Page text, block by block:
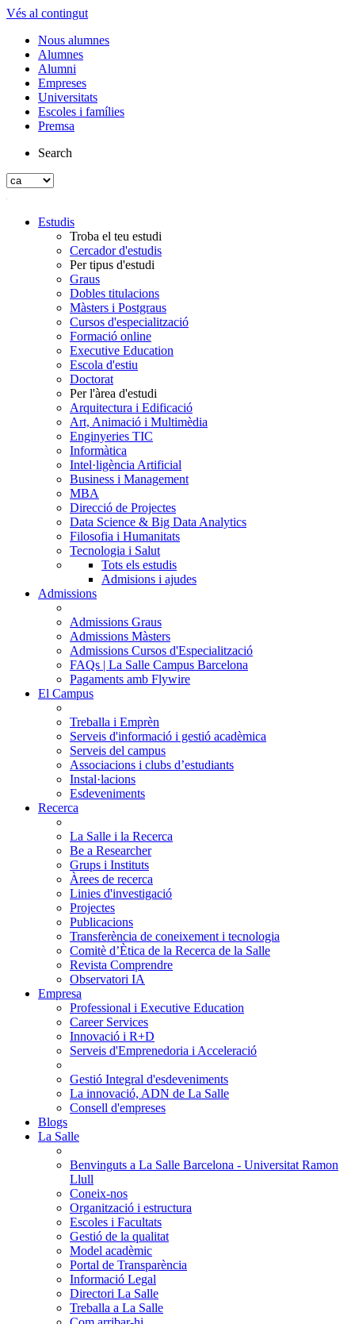
Vés al contingut
Nous alumnes
Alumnes
Alumni
Empreses
Universitats
Escoles i famílies
Premsa
Search
Estudis
Troba el teu estudi
Cercador d'estudis
Per tipus d'estudi
Graus
Dobles titulacions
Màsters i Postgraus
Cursos d'especialització
Formació online
Executive Education
Escola d'estiu
Doctorat
Per l'àrea d'estudi
Arquitectura i Edificació
Art, Animació i Multimèdia
Enginyeries TIC
Informàtica
Intel·ligència Artificial
Business i Management
MBA
Direcció de Projectes
Data Science & Big Data Analytics
Filosofia i Humanitats
Tecnologia i Salut
Tots els estudis
Admisions i ajudes
Admissions
Admissions Graus
Admissions Màsters
Admissions Cursos d'Especialització
FAQs | La Salle Campus Barcelona
Pagaments amb Flywire
El Campus
Treballa i Emprèn
Serveis d'informació i gestió acadèmica
Serveis del campus
Associacions i clubs d’estudiants
Instal·lacions
Esdeveniments
Recerca
La Salle i la Recerca
Be a Researcher
Grups i Instituts
Àrees de recerca
Linies d'investigació
Projectes
Publicacions
Transferència de coneixement i tecnologia
Comitè d’Ètica de la Recerca de la Salle
Revista Comprendre
Observatori IA
Empresa
Professional i Executive Education
Career Services
Innovació i R+D
Serveis d'Emprenedoria i Acceleració
Gestió Integral d'esdeveniments
La innovació, ADN de La Salle
Consell d'empreses
Blogs
La Salle
Benvinguts a La Salle Barcelona - Universitat Ramon
Llull
Coneix-nos
Organització i estructura
Escoles i Facultats
Gestió de la qualitat
Model acadèmic
Portal de Transparència
Informació Legal
Directori La Salle
Treballa a La Salle